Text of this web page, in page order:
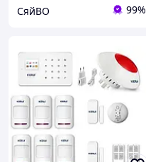
СяйВО 99%